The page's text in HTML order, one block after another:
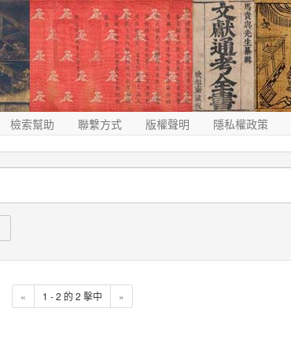
檢索幫助 聯繫方式 版權聲明 隱私權政策
« 1 - 2 的 2 擊中 »